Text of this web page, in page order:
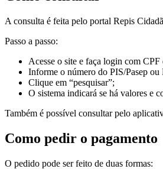
A consulta é feita pelo portal Repis
Passo a passo:
Acesse o site e faça login com CPF
Informe o número do PIS/Pasep
Clique em “pesquisar”;
O sistema indicará se há valores e
Também é possível consultar pelo
Como pedir o pagamento
O pedido pode ser feito de duas formas: